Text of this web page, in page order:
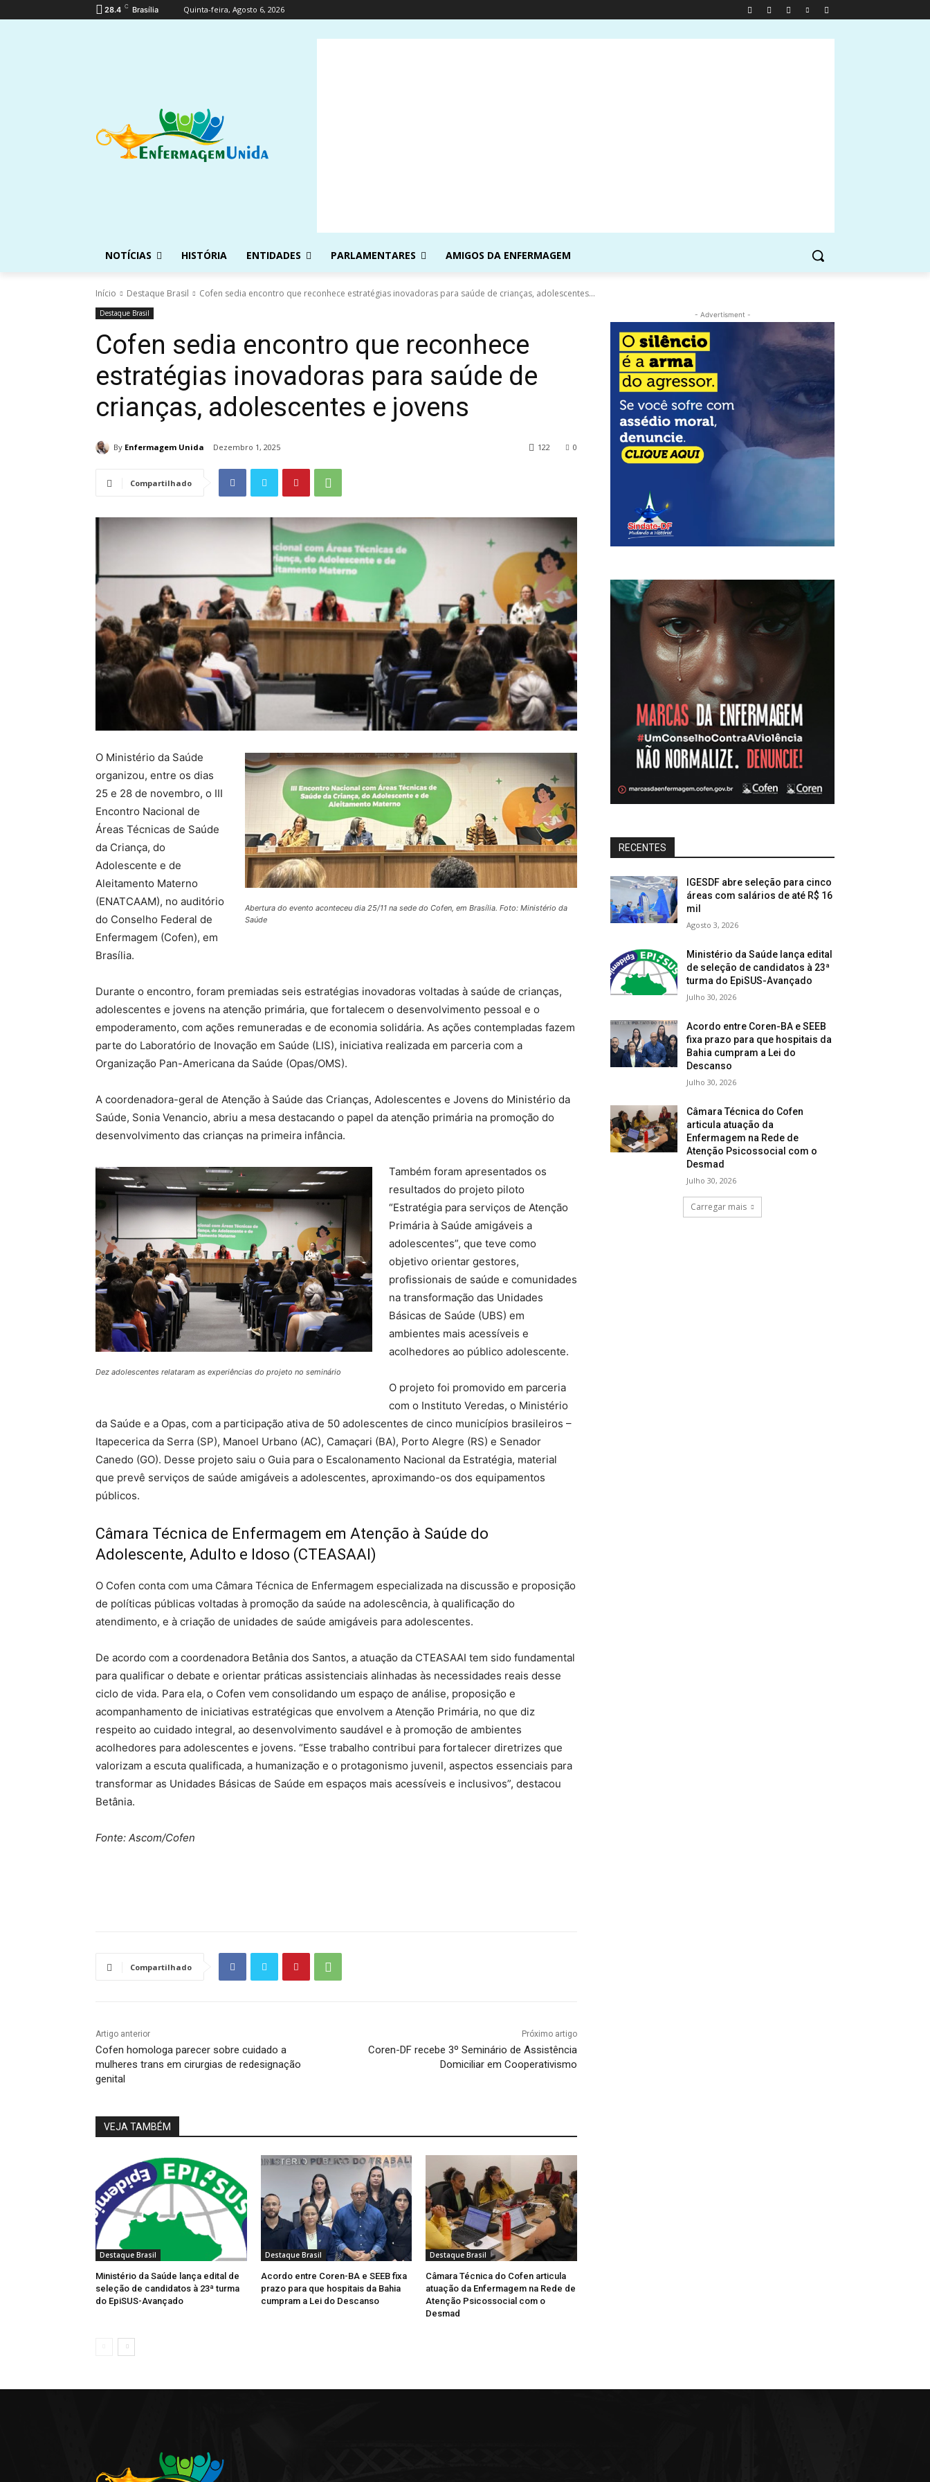
28.4 C Brasília Quinta-feira, Agosto 6, 2026
NOTÍCIAS HISTÓRIA ENTIDADES PARLAMENTARES AMIGOS DA ENFERMAGEM
Início Destaque Brasil Cofen sedia encontro que reconhece estratégias inovadoras para saúde de crianças, adolescentes...
Destaque Brasil
Cofen sedia encontro que reconhece
estratégias inovadoras para saúde de
crianças, adolescentes e jovens
By Enfermagem Unida Dezembro 1, 2025 0
122
Compartilhado
Abertura do evento aconteceu dia 25/11 na sede do Cofen, em Brasília. Foto: Ministério da
Saúde
O Ministério da Saúde
organizou, entre os dias
25 e 28 de novembro, o III
Encontro Nacional de
Áreas Técnicas de Saúde
da Criança, do
Adolescente e de
Aleitamento Materno
(ENATCAAM), no auditório
do Conselho Federal de
Enfermagem (Cofen), em
Brasília.
Durante o encontro, foram premiadas seis estratégias inovadoras voltadas à saúde de crianças,
adolescentes e jovens na atenção primária, que fortalecem o desenvolvimento pessoal e o
empoderamento, com ações remuneradas e de economia solidária. As ações contempladas fazem
parte do Laboratório de Inovação em Saúde (LIS), iniciativa realizada em parceria com a
Organização Pan-Americana da Saúde (Opas/OMS).
A coordenadora-geral de Atenção à Saúde das Crianças, Adolescentes e Jovens do Ministério da
Saúde, Sonia Venancio, abriu a mesa destacando o papel da atenção primária na promoção do
desenvolvimento das crianças na primeira infância.
Dez adolescentes relataram as experiências do projeto no seminário
Também foram apresentados os
resultados do projeto piloto
“Estratégia para serviços de Atenção
Primária à Saúde amigáveis a
adolescentes”, que teve como
objetivo orientar gestores,
profissionais de saúde e comunidades
na transformação das Unidades
Básicas de Saúde (UBS) em
ambientes mais acessíveis e
acolhedores ao público adolescente.
O projeto foi promovido em parceria
com o Instituto Veredas, o Ministério
da Saúde e a Opas, com a participação ativa de 50 adolescentes de cinco municípios brasileiros –
Itapecerica da Serra (SP), Manoel Urbano (AC), Camaçari (BA), Porto Alegre (RS) e Senador
Canedo (GO). Desse projeto saiu o Guia para o Escalonamento Nacional da Estratégia, material
que prevê serviços de saúde amigáveis a adolescentes, aproximando-os dos equipamentos
públicos.
Câmara Técnica de Enfermagem em Atenção à Saúde do
Adolescente, Adulto e Idoso (CTEASAAI)
O Cofen conta com uma Câmara Técnica de Enfermagem especializada na discussão e proposição
de políticas públicas voltadas à promoção da saúde na adolescência, à qualificação do
atendimento, e à criação de unidades de saúde amigáveis para adolescentes.
De acordo com a coordenadora Betânia dos Santos, a atuação da CTEASAAI tem sido fundamental
para qualificar o debate e orientar práticas assistenciais alinhadas às necessidades reais desse
ciclo de vida. Para ela, o Cofen vem consolidando um espaço de análise, proposição e
acompanhamento de iniciativas estratégicas que envolvem a Atenção Primária, no que diz
respeito ao cuidado integral, ao desenvolvimento saudável e à promoção de ambientes
acolhedores para adolescentes e jovens. “Esse trabalho contribui para fortalecer diretrizes que
valorizam a escuta qualificada, a humanização e o protagonismo juvenil, aspectos essenciais para
transformar as Unidades Básicas de Saúde em espaços mais acessíveis e inclusivos”, destacou
Betânia.
Fonte: Ascom/Cofen
Compartilhado
Artigo anterior
Cofen homologa parecer sobre cuidado a
mulheres trans em cirurgias de redesignação
genital
Próximo artigo
Coren-DF recebe 3º Seminário de Assistência
Domiciliar em Cooperativismo
VEJA TAMBÉM
Destaque Brasil
Ministério da Saúde lança edital de
seleção de candidatos à 23ª turma
do EpiSUS-Avançado
Destaque Brasil
Acordo entre Coren-BA e SEEB fixa
prazo para que hospitais da Bahia
cumpram a Lei do Descanso
Destaque Brasil
Câmara Técnica do Cofen articula
atuação da Enfermagem na Rede de
Atenção Psicossocial com o
Desmad
- Advertisment -
RECENTES
IGESDF abre seleção para cinco
áreas com salários de até R$ 16
mil
Agosto 3, 2026
Ministério da Saúde lança edital
de seleção de candidatos à 23ª
turma do EpiSUS-Avançado
Julho 30, 2026
Acordo entre Coren-BA e SEEB
fixa prazo para que hospitais da
Bahia cumpram a Lei do
Descanso
Julho 30, 2026
Câmara Técnica do Cofen
articula atuação da
Enfermagem na Rede de
Atenção Psicossocial com o
Desmad
Julho 30, 2026
Carregar mais